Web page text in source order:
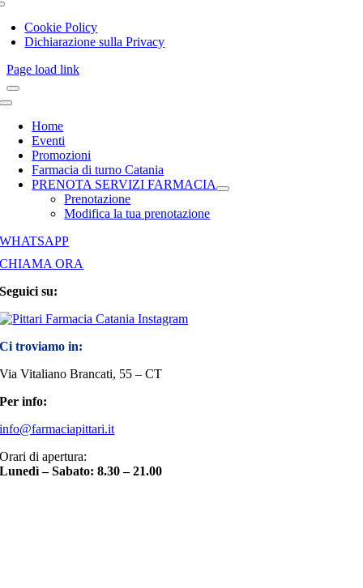
Cookie Policy
Dichiarazione sulla Privacy
Page load link
Toggle
NavigationHome
Eventi
Promozioni
Farmacia di turno Catania
PRENOTA SERVIZI FARMACIA
Prenotazione
Modifica la tua prenotazione
WHATSAPP
CHIAMA ORA
Seguici su:
Ci troviamo in:
Via Vitaliano Brancati, 55 – CT
Per info:
info@farmaciapittari.it
Orari di apertura:
Lunedì – Sabato: 8.30 – 21.00